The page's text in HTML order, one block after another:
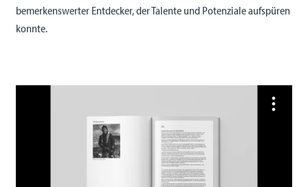
bemerkenswerter Entdecker, der Talente und Potenziale aufspüren
konnte.